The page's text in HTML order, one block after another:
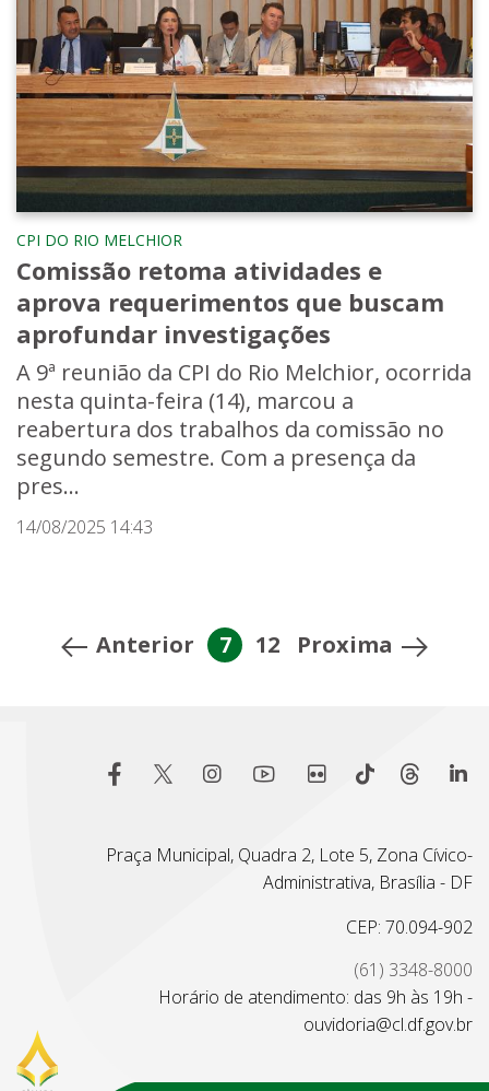
CPI DO RIO MELCHIOR
Comissão retoma atividades e
aprova requerimentos que buscam
aprofundar investigações
A 9ª reunião da CPI do Rio Melchior, ocorrida
nesta quinta-feira (14), marcou a
reabertura dos trabalhos da comissão no
segundo semestre. Com a presença da
pres...
14/08/2025 14:43
Anterior 7 12 Proxima
Praça Municipal, Quadra 2, Lote 5, Zona Cívico-
Administrativa, Brasília - DF
CEP: 70.094-902
(61) 3348-8000
Horário de atendimento: das 9h às 19h -
ouvidoria@cl.df.gov.br